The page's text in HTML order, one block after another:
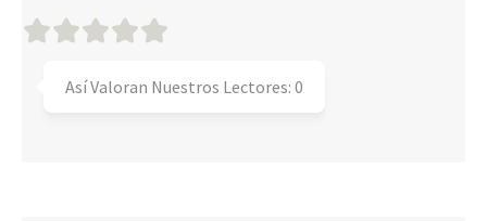
Así Valoran Nuestros Lectores: 0